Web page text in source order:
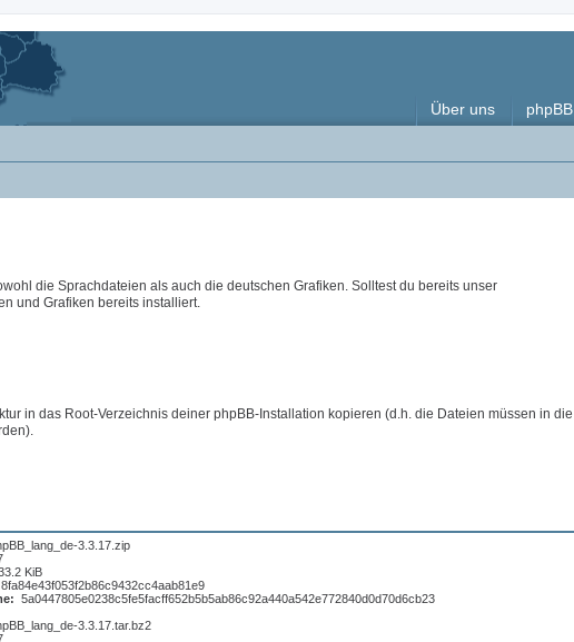
Über uns phpBB
die Sprachdateien als auch die deutschen Grafiken. Solltest du bereits unser
und Grafiken bereits installiert.
in das Root-Verzeichnis deiner phpBB-Installation kopieren (d.h. die Dateien müssen in die
3.3.17.zip
KiB
8fa84e43f053f2b86c9432cc4aab81e9
5a0447805e0238c5fe5facff652b5b5ab86c92a440a542e772840d0d70d6cb23
3.3.17.tar.bz2